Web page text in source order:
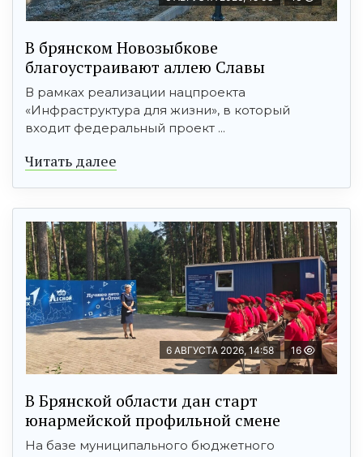
В брянском Новозыбкове
благоустраивают аллею Славы
В рамках реализации нацпроекта
«Инфраструктура для жизни», в который
входит федеральный проект ...
Читать далее
6 АВГУСТА 2026, 14:58 16
В Брянской области дан старт
юнармейской профильной смене
На базе муниципального бюджетного